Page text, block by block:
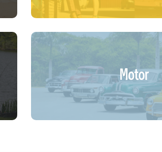
Motor